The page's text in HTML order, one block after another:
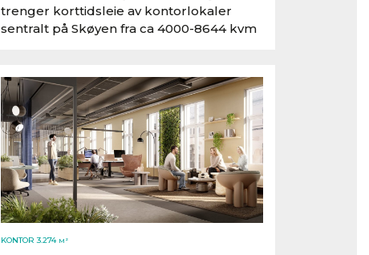
trenger korttidsleie av kontorlokaler
sentralt på Skøyen fra ca 4000-8644 kvm
KONTOR 3.274 M²